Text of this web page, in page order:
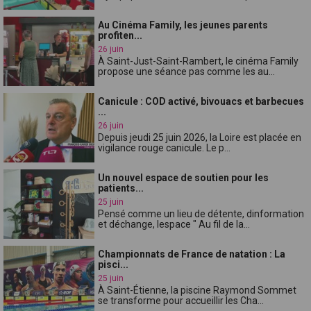
Au Cinéma Family, les jeunes parents
profiten...
26 juin
À Saint-Just-Saint-Rambert, le cinéma Family
propose une séance pas comme les au...
Canicule : COD activé, bivouacs et barbecues
...
26 juin
Depuis jeudi 25 juin 2026, la Loire est placée en
vigilance rouge canicule. Le p...
Un nouvel espace de soutien pour les
patients...
25 juin
Pensé comme un lieu de détente, dinformation
et déchange, lespace " Au fil de la...
Championnats de France de natation : La
pisci...
25 juin
À Saint-Étienne, la piscine Raymond Sommet
se transforme pour accueillir les Cha...